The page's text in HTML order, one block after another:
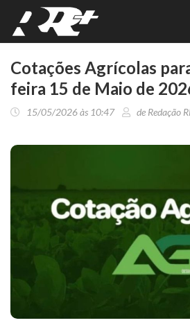
Cotações Agrícolas
feira 15 de Maio de
15/05/2026 às 10:47 de Redação